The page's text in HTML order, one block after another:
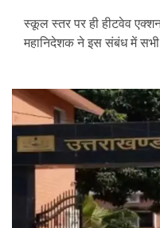
स्कूल स्तर पर ही हीटवेव एक्शन
महानिदेशक ने इस संबंध में सभी